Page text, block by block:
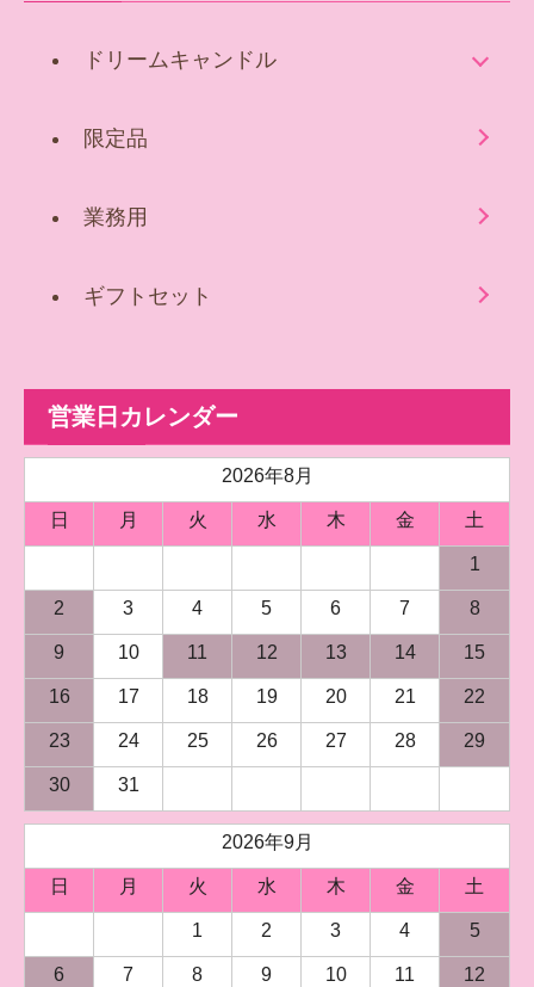
ドリームキャンドル
限定品
業務用
ギフトセット
営業日カレンダー
2026年8月
日 月 火 水 木 金 土
1
2 3 4 5 6 7 8
9 10 11 12 13 14 15
16 17 18 19 20 21 22
23 24 25 26 27 28 29
30 31
2026年9月
日 月 火 水 木 金 土
1 2 3 4 5
6 7 8 9 10 11 12